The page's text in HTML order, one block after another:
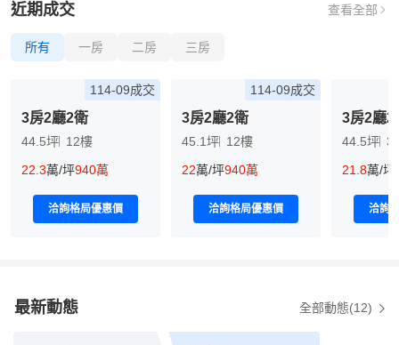
近期成交 查看全部
所有 一房 二房 三房
114-09成交
3房2廳2衛
44.5坪 12樓
22.3萬/坪940萬
洽詢格局優惠價
114-09成交
3房2廳2衛
45.1坪 12樓
22萬/坪940萬
洽詢格局優惠價
3房2廳2
44.5坪 3
21.8萬/坪
洽詢
最新動態 全部動態(12)